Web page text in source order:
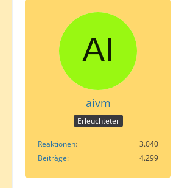
aivm
Erleuchteter
Reaktionen
3.040
Beiträge
4.299